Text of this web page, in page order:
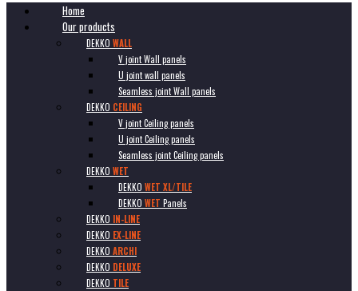
Home
Our products
DEKKO WALL
V joint Wall panels
U joint wall panels
Seamless joint Wall panels
DEKKO CEILING
V joint Ceiling panels
U joint Ceiling panels
Seamless joint Ceiling panels
DEKKO WET
DEKKO WET XL/TILE
DEKKO WET Panels
DEKKO IN-LINE
DEKKO EX-LINE
DEKKO ARCHI
DEKKO DELUXE
DEKKO TILE